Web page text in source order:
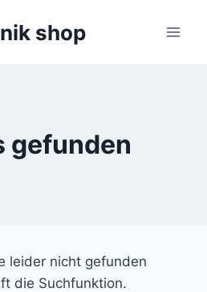
shop
gefunden
leider nicht gefunden
die Suchfunktion.